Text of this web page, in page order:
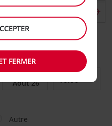
de retour
DATE DE RETOUR
Autre
FERMER